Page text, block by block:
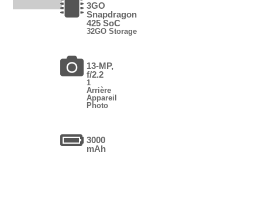
3GO
Snapdragon
425 SoC
32GO Storage
13-MP,
f/2.2
1
Arrière
Appareil
Photo
3000
mAh